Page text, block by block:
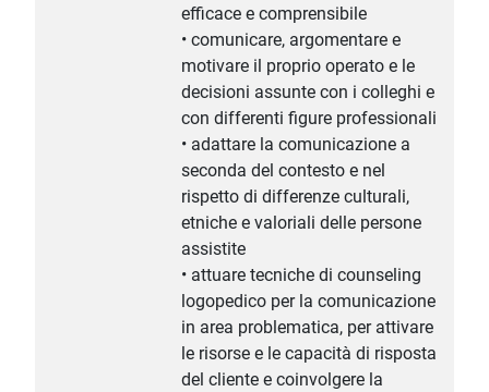
efficace e comprensibile
• comunicare, argomentare e
motivare il proprio operato e le
decisioni assunte con i colleghi e
con differenti figure professionali
• adattare la comunicazione a
seconda del contesto e nel
rispetto di differenze culturali,
etniche e valoriali delle persone
assistite
• attuare tecniche di counseling
logopedico per la comunicazione
in area problematica, per attivare
le risorse e le capacità di risposta
del cliente e coinvolgere la